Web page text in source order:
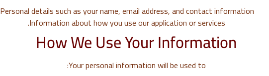
Personal details such as your name, email address, and contact information.
Information about how you use our application or services.
How We Use Your Information
Your personal information will be used to: